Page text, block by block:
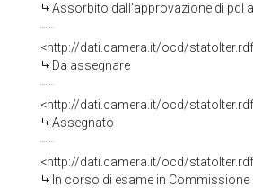
Assorbito dall'approvazione di pdl
<http://dati.camera.it/ocd/
Da assegnare
<http://dati.camera.it/ocd/
Assegnato
<http://dati.camera.it/ocd/
In corso di esame in Commissione